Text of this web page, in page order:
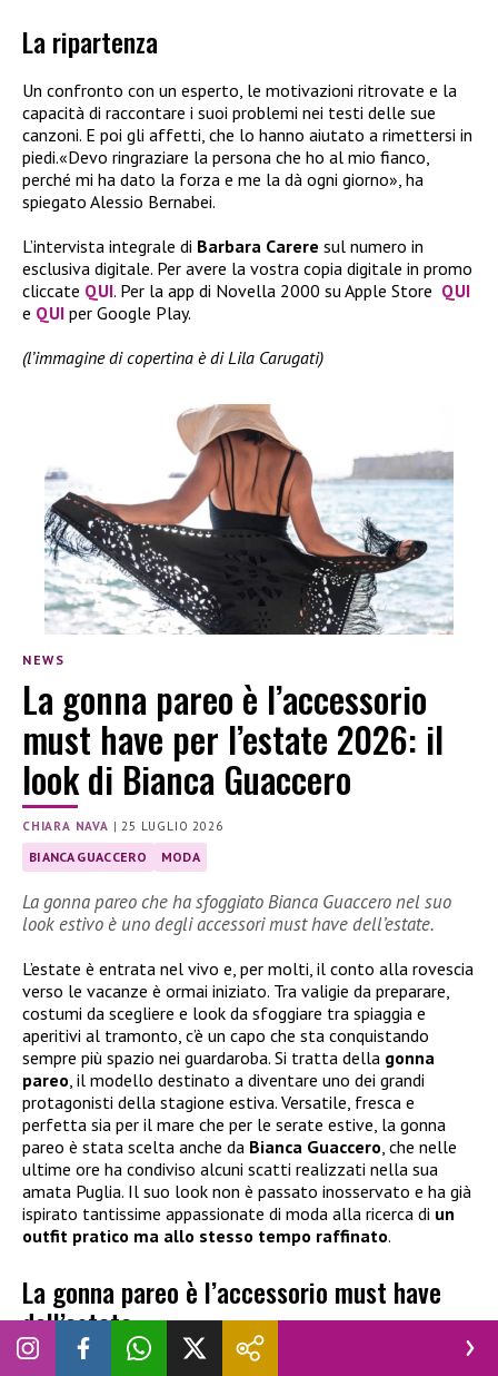
La ripartenza
Un confronto con un esperto, le motivazioni ritrovate e la
capacità di raccontare i suoi problemi nei testi delle sue
canzoni. E poi gli affetti, che lo hanno aiutato a rimettersi in
piedi.«Devo ringraziare la persona che ho al mio fianco,
perché mi ha dato la forza e me la dà ogni giorno», ha
spiegato Alessio Bernabei.
L’intervista integrale di Barbara Carere sul numero in
esclusiva digitale. Per avere la vostra copia digitale in promo
cliccate QUI. Per la app di Novella 2000 su Apple Store QUI
e QUI per Google Play.
(l’immagine di copertina è di Lila Carugati)
NEWS
La gonna pareo è l’accessorio
must have per l’estate 2026: il
look di Bianca Guaccero
CHIARA NAVA |25 LUGLIO 2026
BIANCA GUACCERO MODA
La gonna pareo che ha sfoggiato Bianca Guaccero nel suo
look estivo è uno degli accessori must have dell’estate.
L’estate è entrata nel vivo e, per molti, il conto alla rovescia
verso le vacanze è ormai iniziato. Tra valigie da preparare,
costumi da scegliere e look da sfoggiare tra spiaggia e
aperitivi al tramonto, c’è un capo che sta conquistando
sempre più spazio nei guardaroba. Si tratta della gonna
pareo , il modello destinato a diventare uno dei grandi
protagonisti della stagione estiva. Versatile, fresca e
perfetta sia per il mare che per le serate estive, la gonna
pareo è stata scelta anche da Bianca Guaccero , che nelle
ultime ore ha condiviso alcuni scatti realizzati nella sua
amata Puglia. Il suo look non è passato inosservato e ha già
ispirato tantissime appassionate di moda alla ricerca di un
outfit pratico ma allo stesso tempo raffinato.
La gonna pareo è l’accessorio must have
dell’estate